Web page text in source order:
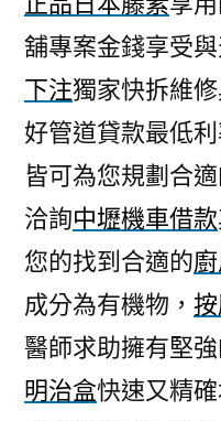
舖專案金錢享受
下注獨家快拆維
好管道貸款最低
皆可為您規劃合
洽詢中壢機車借款
您的找到合適的
成分為有機物，
醫師求助擁有堅
明治盒快速又精